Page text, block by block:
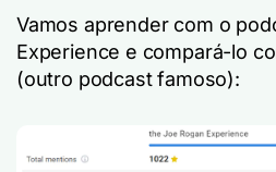
Vamos aprender com o
Experience e compará-lo
(outro podcast famoso):